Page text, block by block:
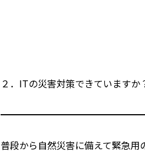
２．ITの災害対策できていますか
普段から自然災害に備えて緊急用